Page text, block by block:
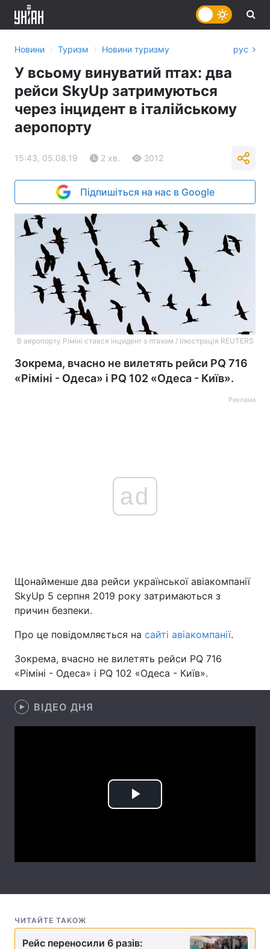
Головна Війна
Спорт Наука
Техно і зв'язок
Зброя Інциденти
Погода
Регіони
Інтерв'ю Думки
Архів
Новини › Туризм › Новини туризму рус
У всьому винуватий птах: два
рейси SkyUp затримуються
через інцидент в італійському
аеропорту
15:43, 05.08.19 2 хв. 2012
Підпишіться на нас в Google
В аеропорту Ріміні стався інцидент з птахом / Ілюстрація REUTERS
Зокрема, вчасно не вилетять рейси PQ 716
«Ріміні - Одеса» і PQ 102 «Одеса - Київ».
Реклама
ad
Щонайменше два рейси української авіакомпанії
SkyUp 5 серпня 2019 року затримаються з
причин безпеки.
Про це повідомляється на сайті авіакомпанії.
Зокрема, вчасно не вилетять рейси PQ 716
«Ріміні - Одеса» і PQ 102 «Одеса - Київ».
ВІДЕО ДНЯ
Play
ЧИТАЙТЕ ТАКОЖ
Рейс переносили 6 разів: